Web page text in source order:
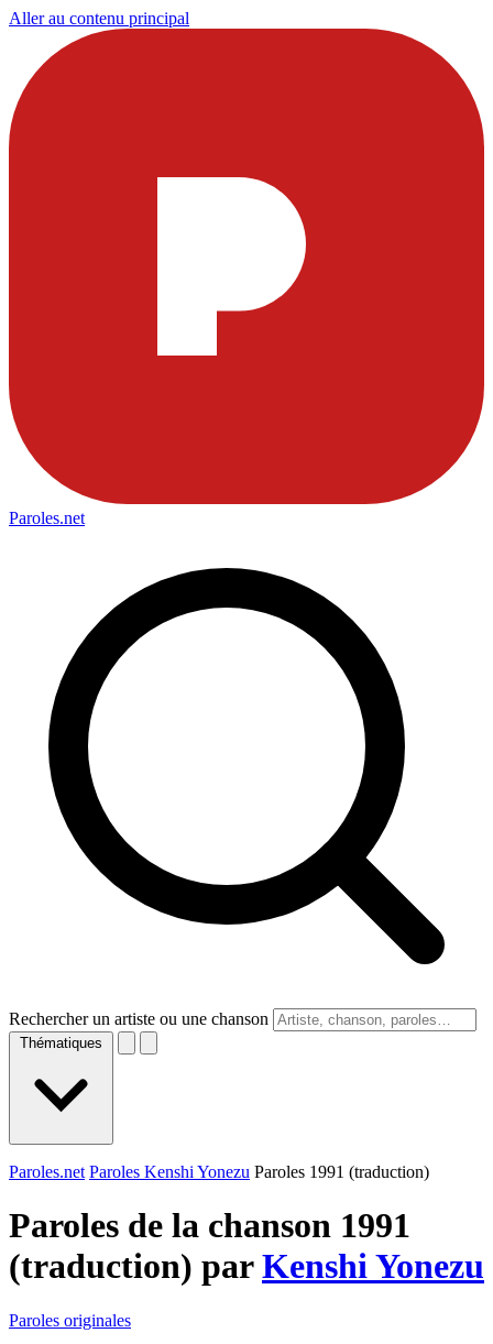
Aller au contenu principal
Paroles.net
Rechercher un artiste ou une chanson
Thématiques
Paroles.net Paroles Kenshi Yonezu Paroles 1991 (traduction)
Paroles de la chanson 1991
(traduction) parKenshi Yonezu
Paroles originales